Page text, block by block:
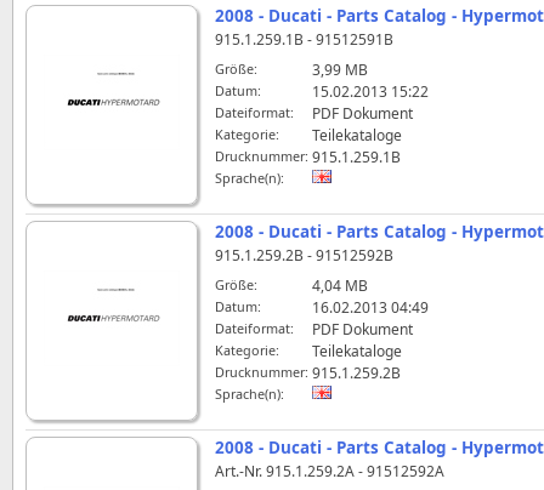
2008 - Ducati - Parts Catalog -
915.1.259.1B - 91512591B
Größe: 3,99 MB
Datum: 15.02.2013 15:22
Dateiformat: PDF Dokument
Kategorie: Teilekataloge
Drucknummer: 915.1.259.1B
Sprache(n):
2008 - Ducati - Parts Catalog -
915.1.259.2B - 91512592B
Größe: 4,04 MB
Datum: 16.02.2013 04:49
Dateiformat: PDF Dokument
Kategorie: Teilekataloge
Drucknummer: 915.1.259.2B
Sprache(n):
2008 - Ducati - Parts Catalog -
Art.-Nr. 915.1.259.2A - 91512592A